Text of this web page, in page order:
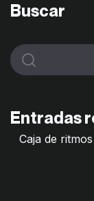
Buscar
Entradas
Caja de